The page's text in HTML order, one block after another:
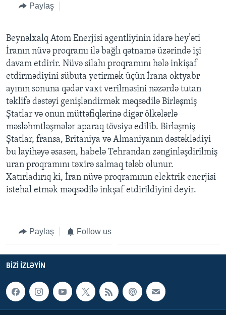
İSRAIL-HƏMAS MÜNAQIŞƏSI
ABŞ SEÇKILƏRI 2024
İRAN AZƏRBAYCANI
MEDIA AZADLIĞI
BAŞ MƏQALƏ
LEARNING ENGLISH
BIZI IZLƏYIN
Dillər
Paylaş
Beynəlxalq Atom Enerjisi agentliyinin idarə hey’əti
İranın nüvə proqramı ilə bağlı qətnamə üzərində işi
davam etdirir. Nüvə silahı proqramını hələ inkişaf
etdirmədiyini sübuta yetirmək üçün İrana oktyabr
ayının sonuna qədər vaxt verilməsini nəzərdə tutan
təklifə dəstəyi genişləndirmək məqsədilə Birləşmiş
Ştatlar və onun müttəfiqlərinə digər ölkələrlə
məsləhmtləşmələr aparaq tövsiyə edilib. Birləşmiş
Ştatlar, fransa, Britaniya və Almaniyanın dəstəklədiyi
bu layihəyə əsasən, habelə Tehrandan zənginləşdirilmiş
uran proqramını təxirə salmaq tələb olunur.
Xatırladırıq ki, İran nüvə proqramının elektrik enerjisi
istehal etmək məqsədilə inkşaf etdirildiyini deyir.
Paylaş Follow us
BIZI IZLƏYIN